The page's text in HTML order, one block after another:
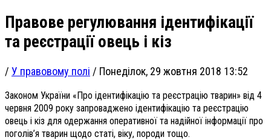
Правове регулювання ідентифікації
та реєстрації овець і кіз
/ У правовому полі / Понеділок, 29 жовтня 2018 13:52
Законом України «Про ідентифікацію та реєстрацію тварин» від 4
червня 2009 року запроваджено ідентифікацію та реєстрацію
овець і кіз для одержання оперативної та надійної інформації про
поголів’я тварин щодо статі, віку, породи тощо.